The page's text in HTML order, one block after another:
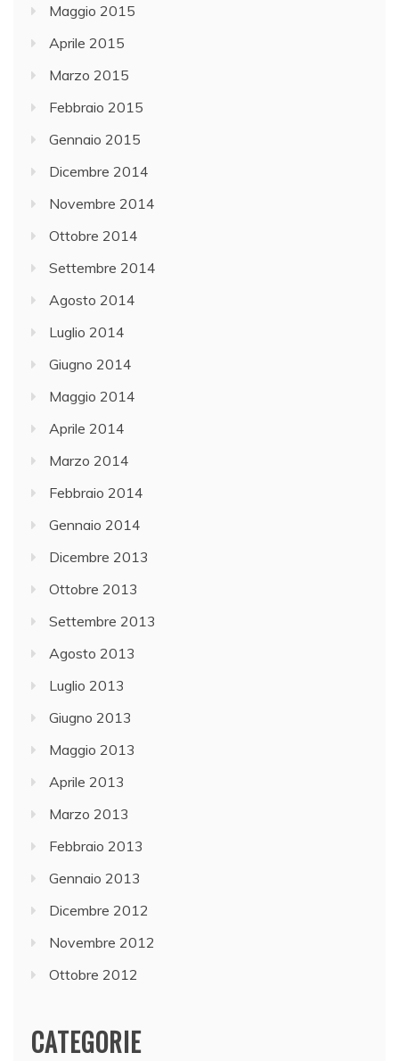
Maggio 2015
Aprile 2015
Marzo 2015
Febbraio 2015
Gennaio 2015
Dicembre 2014
Novembre 2014
Ottobre 2014
Settembre 2014
Agosto 2014
Luglio 2014
Giugno 2014
Maggio 2014
Aprile 2014
Marzo 2014
Febbraio 2014
Gennaio 2014
Dicembre 2013
Ottobre 2013
Settembre 2013
Agosto 2013
Luglio 2013
Giugno 2013
Maggio 2013
Aprile 2013
Marzo 2013
Febbraio 2013
Gennaio 2013
Dicembre 2012
Novembre 2012
Ottobre 2012
CATEGORIE